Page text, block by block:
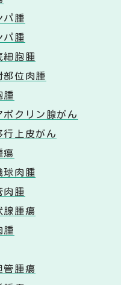
パ腫
パ腫
細胞腫
部位肉腫
腫
ポクリン腺がん
行上皮がん
瘍
球肉腫
肉腫
腺腫瘍
腫
管腫瘍